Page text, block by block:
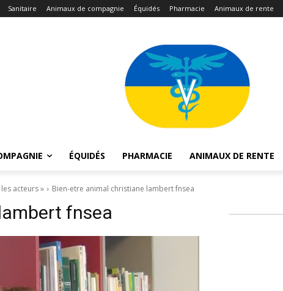
Sanitaire Animaux de compagnie Équidés Pharmacie Animaux de rente
ÉQUIDÉS PHARMACIE ANIMAUX DE RENTE
acteurs » Bien-etre animal christiane lambert fnsea
fnsea